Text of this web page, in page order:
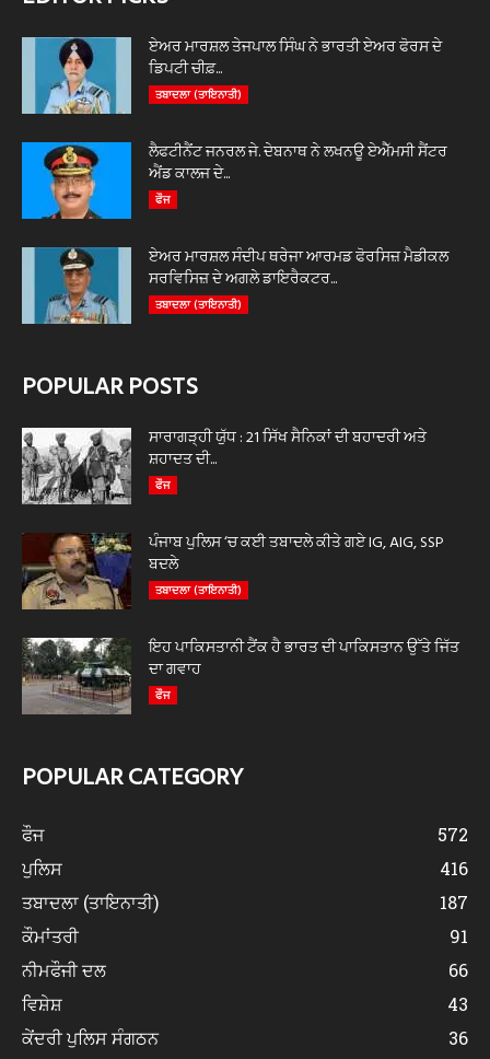
ਏਅਰ ਮਾਰਸ਼ਲ ਤੇਜਪਾਲ ਸਿੰਘ ਨੇ ਭਾਰਤੀ ਏਅਰ ਫੋਰਸ ਦੇ
ਡਿਪਟੀ ਚੀਫ਼...
ਤਬਾਦਲਾ (ਤਾਇਨਾਤੀ)
ਲੈਫਟੀਨੈਂਟ ਜਨਰਲ ਜੇ. ਦੇਬਨਾਥ ਨੇ ਲਖਨਊ ਏਐੱਮਸੀ ਸੈਂਟਰ
ਐਂਡ ਕਾਲਜ ਦੇ...
ਫੌਜ
ਏਅਰ ਮਾਰਸ਼ਲ ਸੰਦੀਪ ਥਰੇਜਾ ਆਰਮਡ ਫੋਰਸਿਜ਼ ਮੈਡੀਕਲ
ਸਰਵਿਸਿਜ਼ ਦੇ ਅਗਲੇ ਡਾਇਰੈਕਟਰ...
ਤਬਾਦਲਾ (ਤਾਇਨਾਤੀ)
POPULAR POSTS
ਸਾਰਾਗੜ੍ਹੀ ਯੁੱਧ : 21 ਸਿੱਖ ਸੈਨਿਕਾਂ ਦੀ ਬਹਾਦਰੀ ਅਤੇ
ਸ਼ਹਾਦਤ ਦੀ...
ਫੌਜ
ਪੰਜਾਬ ਪੁਲਿਸ ‘ਚ ਕਈ ਤਬਾਦਲੇ ਕੀਤੇ ਗਏ IG, AIG, SSP
ਬਦਲੇ
ਤਬਾਦਲਾ (ਤਾਇਨਾਤੀ)
ਇਹ ਪਾਕਿਸਤਾਨੀ ਟੈਂਕ ਹੈ ਭਾਰਤ ਦੀ ਪਾਕਿਸਤਾਨ ਉੱਤੇ ਜਿੱਤ
ਦਾ ਗਵਾਹ
ਫੌਜ
POPULAR CATEGORY
ਫੌਜ
572
ਪੁਲਿਸ
416
ਤਬਾਦਲਾ (ਤਾਇਨਾਤੀ)
187
ਕੌਮਾਂਤਰੀ
91
ਨੀਮਫੌਜੀ ਦਲ
66
ਵਿਸ਼ੇਸ਼
43
ਕੇਂਦਰੀ ਪੁਲਿਸ ਸੰਗਠਨ
36